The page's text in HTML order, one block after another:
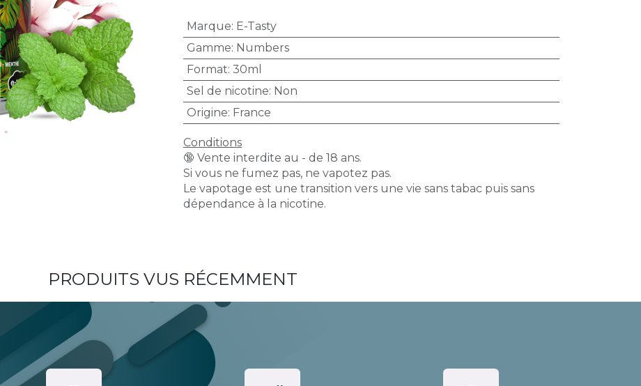
Marque: E-Tasty
Gamme: Numbers
Format: 30ml
Sel de nicotine: Non
Origine: France
Conditions
🔞 Vente interdite au - de 18 ans.
Si vous ne fumez pas, ne vapotez pas.
Le vapotage est une transition vers une vie sans tabac puis sans
dépendance à la nicotine.
PRODUITS VUS RÉCEMMENT